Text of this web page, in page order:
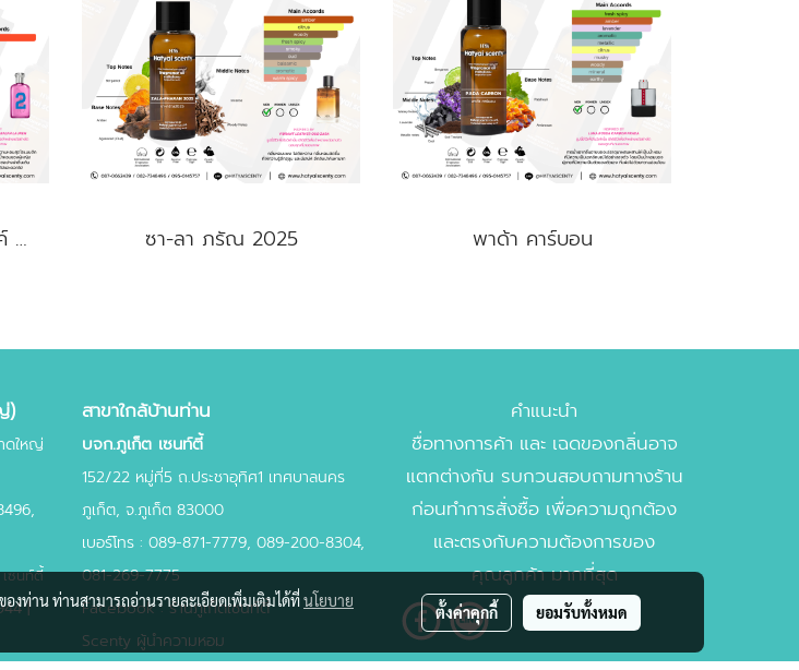
POLA PINK:W โปลา พิ้งค์ หญิง ซา-ลา ภรัณ 2025 พาด้า คาร์บอน
)
ดใหญ่
ซนท์ตี้
|
สาขาใกล้บ้านท่าน
บจก.ภูเก็ต เซนท์ตี้
152/22 หมู่ที่5 ถ.ประชาอุทิศ1 เทศบาลนคร
ภูเก็ต, จ.ภูเก็ต 83000
เบอร์โทร : 089-871-7779, 089-200-8304,
081-269-7775
Facebook : ร้านภูเก็ตเซนท์ตี้
Scenty ผู้นำความหอม
คำแนะนำ
ชื่อทางการค้า และ เฉดของกลิ่นอาจ
แตกต่างกัน รบกวนสอบถามทางร้าน
ก่อนทำการสั่งซื้อ เพื่อความถูกต้อง
และตรงกับความต้องการของ
คุณลูกค้า มากที่สุด
งท่าน ท่านสามารถอ่านรายละเอียดเพิ่มเติมได้ที่นโยบาย
ตั้งค่าคุกกี้ ยอมรับทั้งหมด